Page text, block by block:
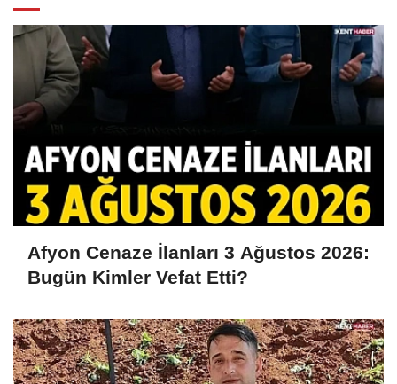
Afyon Cenaze İlanları 3 Ağustos 2026:
Bugün Kimler Vefat Etti?